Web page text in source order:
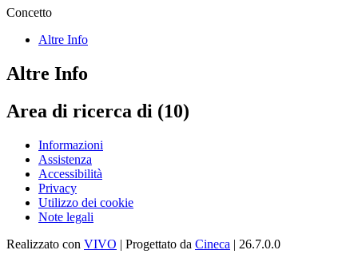
Concetto
Altre Info
Altre Info
Area di ricerca di (10)
Informazioni
Assistenza
Accessibilità
Privacy
Utilizzo dei cookie
Note legali
Realizzato con VIVO | Progettato da Cineca | 26.7.0.0